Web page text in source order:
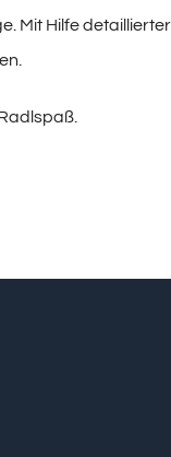
Mit Hilfe